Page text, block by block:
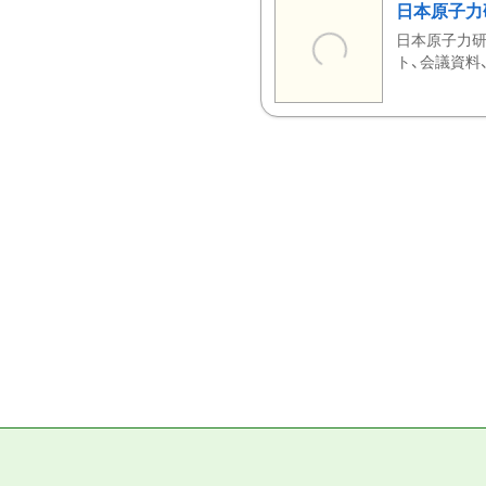
日本原子
日本原子力
ト、会議資